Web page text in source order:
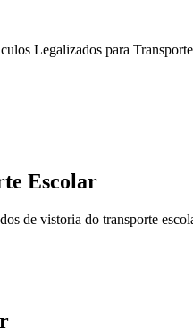
Legalizados para
Escolar
de vistoria do transporte